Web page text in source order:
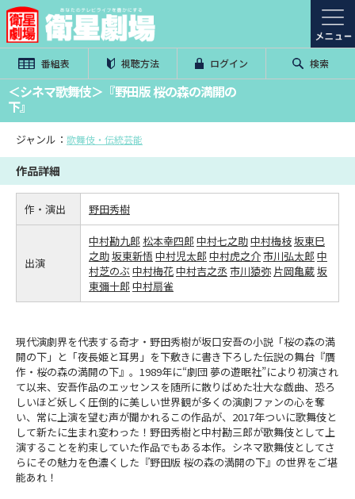
番組表 視聴方法 ログイン 検索
＜シネマ歌舞伎＞『野田版 桜の森の満開の
下』
ジャンル： 歌舞伎・伝統芸能
作品詳細
作・演出 野田秀樹
出演
中村勘九郎 松本幸四郎 中村七之助中村梅枝坂東巳
之助坂東新悟 中村児太郎 中村虎之介市川弘太郎 中
村芝のぶ 中村梅花中村吉之丞市川猿弥 片岡亀蔵坂
東彌十郎 中村扇雀
現代演劇界を代表する奇才・野田秀樹が坂口安吾の小説「桜の森の満
開の下」と「夜長姫と耳男」を下敷きに書き下ろした伝説の舞台『贋
作・桜の森の満開の下』。1989年に“劇団 夢の遊眠社”により初演され
て以来、安吾作品のエッセンスを随所に散りばめた壮大な戯曲、恐ろ
しいほど妖しく圧倒的に美しい世界観が多くの演劇ファンの心を奪
い、常に上演を望む声が聞かれるこの作品が、2017年ついに歌舞伎と
して新たに生まれ変わった！野田秀樹と中村勘三郎が歌舞伎として上
演することを約束していた作品でもある本作。シネマ歌舞伎としてさ
らにその魅力を色濃くした『野田版 桜の森の満開の下』の世界をご堪
能あれ！